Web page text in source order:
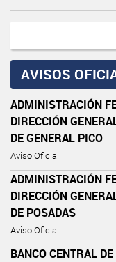
AVISOS
ADMINISTRACIÓN
DIRECCIÓN
DE GENERAL PICO
Aviso Oficial
ADMINISTRACIÓN
DIRECCIÓN
DE POSADAS
Aviso Oficial
BANCO CENTRAL